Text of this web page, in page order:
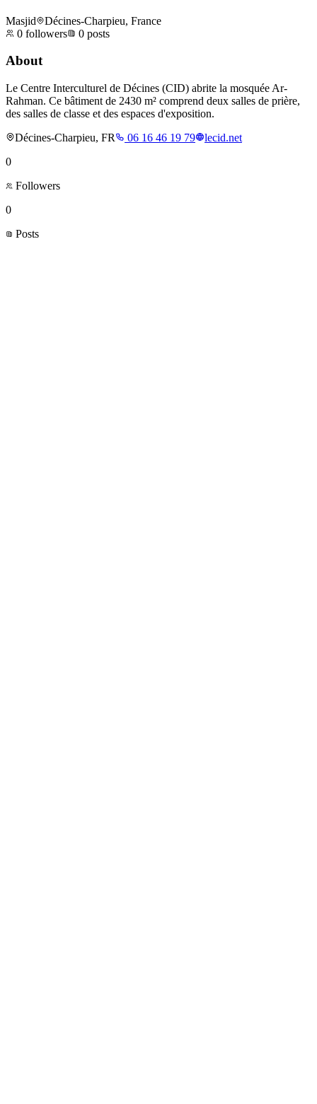
Masjid
Décines-Charpieu, France
0 followers 0 posts
About
Le Centre Interculturel de Décines (CID) abrite la mosquée Ar-
Rahman. Ce bâtiment de 2430 m² comprend deux salles de prière,
des salles de classe et des espaces d'exposition.
Décines-Charpieu, FR
06 16 46 19 79
lecid.net
0
Followers
0
Posts